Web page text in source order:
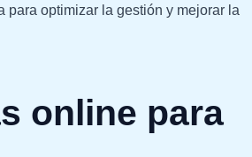
para optimizar la gestión y mejorar la
online para